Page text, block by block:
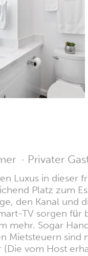
· Privater
Luxus in dieser
Platz zum
den Kanal
TV sorgen für
mehr. Sogar
Mietsteuern sind
vom Host